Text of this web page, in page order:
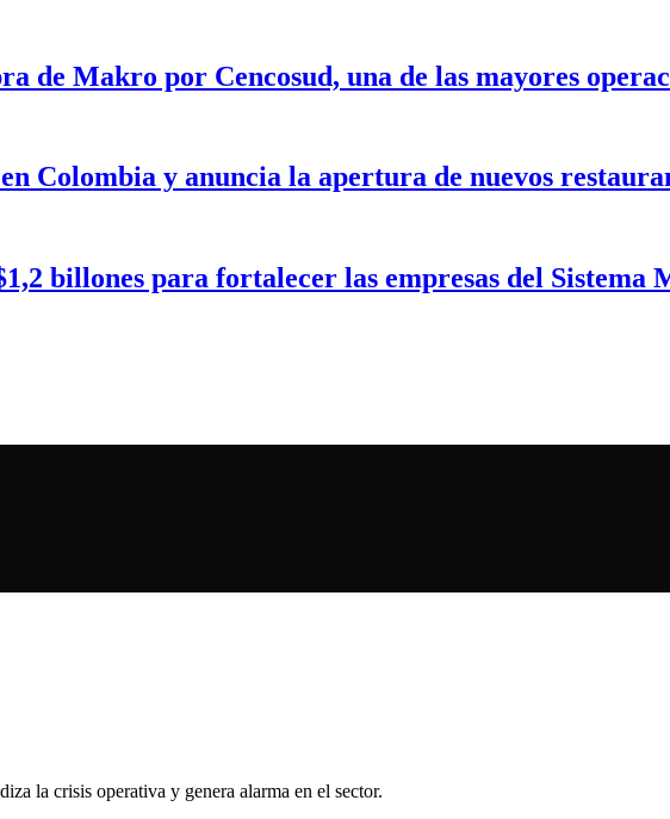
de Makro por Cencosud, una de las mayores
Colombia y anuncia la apertura de nuevos
billones para fortalecer las empresas del Sistema
la crisis operativa y genera alarma en el sector.